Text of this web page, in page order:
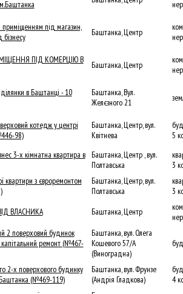
під магазин,
Баштанка, Центр
ПІД КОМЕРЦІЮ В
Баштанка, Центр
в Баштанці - 10
Баштанка, Вул.
Желєзного 21
котедж у центрі
98)
Баштанка, Центр, вул.
Квітнева
5
3-х кімнатна квартира в Баштанка, Центр , вул.
Полтавська
3
квартири з євроремонтом
Баштанка, Центр, вул.
Полтавська
3
ВЛАСНИКА Баштанка, Центр
2 поверховий будинок
ремонт (№467-
Баштанка, вул. Олега
Кошевого 57/А
(Виноградна)
2-х поверхового будинку
(№469-119)
Баштанка, вул. Фрунзе
(Андрія Гладкова)
4